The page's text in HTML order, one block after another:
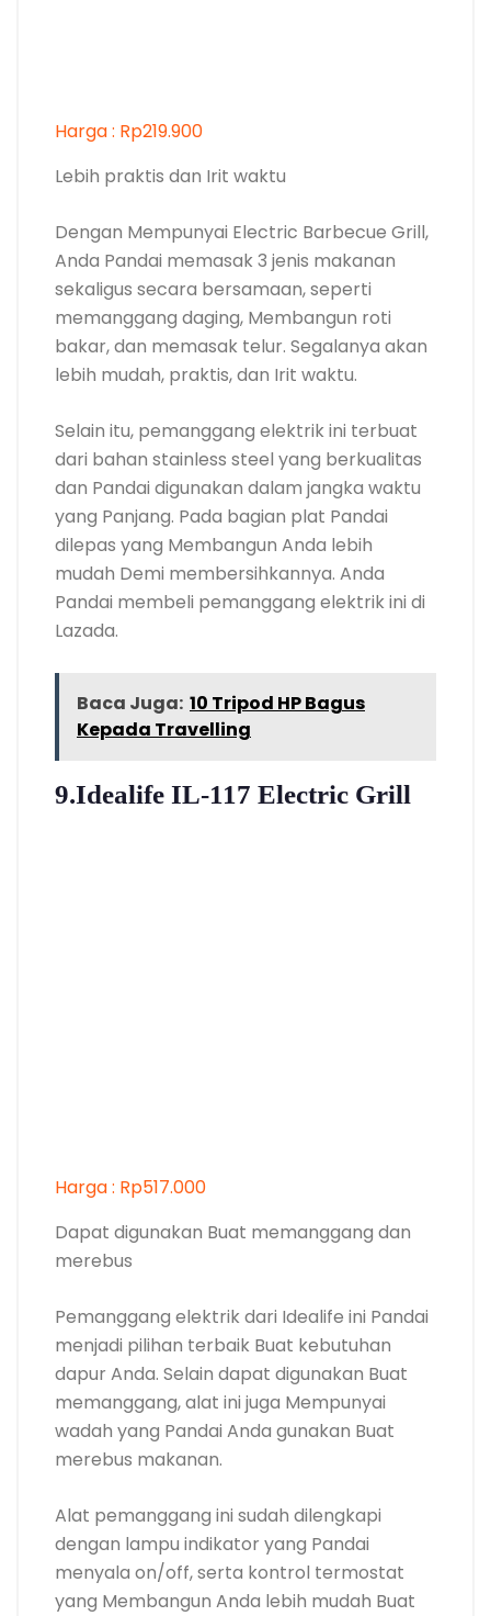
Harga : Rp219.900
Lebih praktis dan Irit waktu
Dengan Mempunyai Electric Barbecue Grill,
Anda Pandai memasak 3 jenis makanan
sekaligus secara bersamaan, seperti
memanggang daging, Membangun roti
bakar, dan memasak telur. Segalanya akan
lebih mudah, praktis, dan Irit waktu.
Selain itu, pemanggang elektrik ini terbuat
dari bahan stainless steel yang berkualitas
dan Pandai digunakan dalam jangka waktu
yang Panjang. Pada bagian plat Pandai
dilepas yang Membangun Anda lebih
mudah Demi membersihkannya. Anda
Pandai membeli pemanggang elektrik ini di
Lazada.
Baca Juga: 10 Tripod HP Bagus
Kepada Travelling
9.Idealife IL-117 Electric Grill
Harga : Rp517.000
Dapat digunakan Buat memanggang dan
merebus
Pemanggang elektrik dari Idealife ini Pandai
menjadi pilihan terbaik Buat kebutuhan
dapur Anda. Selain dapat digunakan Buat
memanggang, alat ini juga Mempunyai
wadah yang Pandai Anda gunakan Buat
merebus makanan.
Alat pemanggang ini sudah dilengkapi
dengan lampu indikator yang Pandai
menyala on/off, serta kontrol termostat
yang Membangun Anda lebih mudah Buat